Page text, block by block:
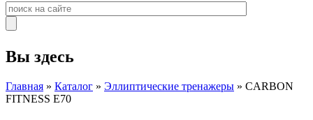
Вы здесь
Главная » Каталог » Эллиптические тренажеры » CARBON
FITNESS E70